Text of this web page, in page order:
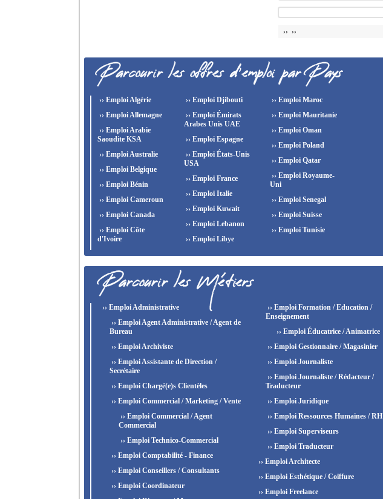
›› ››
›› Emploi Algérie
›› Emploi Allemagne
›› Emploi Arabie
Saoudite KSA
›› Emploi Australie
›› Emploi Belgique
›› Emploi Bénin
›› Emploi Cameroun
›› Emploi Canada
›› Emploi Côte
d'Ivoire
›› Emploi Djibouti
›› Emploi Émirats
Arabes Unis UAE
›› Emploi Espagne
›› Emploi États-Unis
USA
›› Emploi France
›› Emploi Italie
›› Emploi Kuwait
›› Emploi Lebanon
›› Emploi Libye
›› Emploi Maroc
›› Emploi Mauritanie
›› Emploi Oman
›› Emploi Poland
›› Emploi Qatar
›› Emploi Royaume-
Uni
›› Emploi Senegal
›› Emploi Suisse
›› Emploi Tunisie
›› Emploi Administrative
›› Emploi Agent Administrative / Agent de
Bureau
›› Emploi Archiviste
›› Emploi Assistante de Direction /
Secrétaire
›› Emploi Chargé(e)s Clientèles
›› Emploi Commercial / Marketing / Vente
›› Emploi Commercial / Agent
Commercial
›› Emploi Technico-Commercial
›› Emploi Comptabilité - Finance
›› Emploi Conseillers / Consultants
›› Emploi Coordinateur
›› Emploi Formation / Education /
Enseignement
›› Emploi Éducatrice / Animatrice
›› Emploi Gestionnaire / Magasinier
›› Emploi Journaliste
›› Emploi Journaliste / Rédacteur /
Traducteur
›› Emploi Juridique
›› Emploi Ressources Humaines / RH
›› Emploi Superviseurs
›› Emploi Traducteur
›› Emploi Architecte
›› Emploi Esthétique / Coiffure
›› Emploi Freelance